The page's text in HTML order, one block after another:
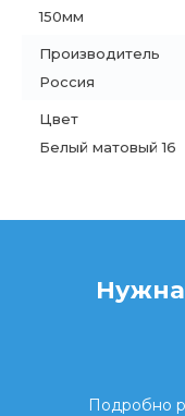
150мм
Производитель
Россия
Цвет
Белый матовый 16
Нужна
Подробно